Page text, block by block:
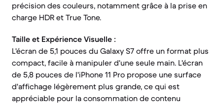
précision des couleurs, notamment grâce à la prise en
charge HDR et True Tone.
Taille et Expérience Visuelle :
L'écran de 5,1 pouces du Galaxy S7 offre un format plus
compact, facile à manipuler d'une seule main. L'écran
de 5,8 pouces de l'iPhone 11 Pro propose une surface
d'affichage légèrement plus grande, ce qui est
appréciable pour la consommation de contenu